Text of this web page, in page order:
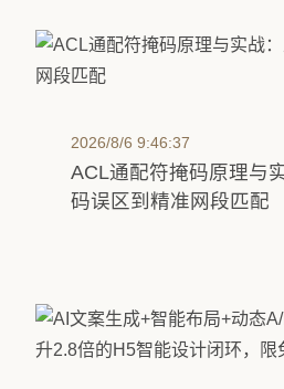
2026/8/6 9:46:37
ACL通配符掩码原理与
码误区到精准网段匹配